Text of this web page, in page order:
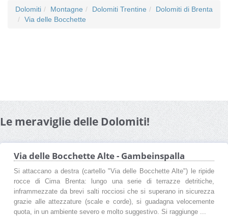
Dolomiti Montagne Dolomiti Trentine
Dolomiti di Brenta
Via delle Bocchette
Le meraviglie delle Dolomiti!
Via delle Bocchette Alte - Gambeinspalla
Si attaccano a destra (cartello "Via delle Bocchette Alte") le ripide
rocce di Cima Brenta: lungo una serie di terrazze detritiche,
inframmezzate da brevi salti rocciosi che si superano in sicurezza
grazie alle attezzature (scale e corde), si guadagna velocemente
quota, in un ambiente severo e molto suggestivo. Si raggiunge ...